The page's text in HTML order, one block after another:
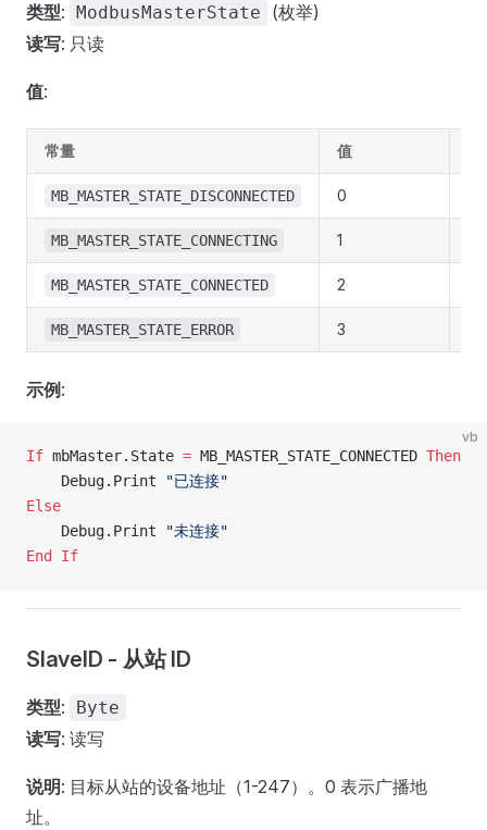
类型: ModbusMasterState
(枚举)
读写: 只读
值:
常量 值
MB_MASTER_STATE_DISCONNECTED 0
MB_MASTER_STATE_CONNECTING 1
MB_MASTER_STATE_CONNECTED 2
MB_MASTER_STATE_ERROR 3
示例 :
vb
If mbMaster.State = MB_MASTER_STATE_CONNECTED Then
    Debug.Print
"已连接"
Else
    Debug.Print
"未连接"
End If
SlaveID - 从站 ID
类型: Byte
读写: 读写
说明: 目标从站的设备地址（1-247）。0 表示广播地
址。